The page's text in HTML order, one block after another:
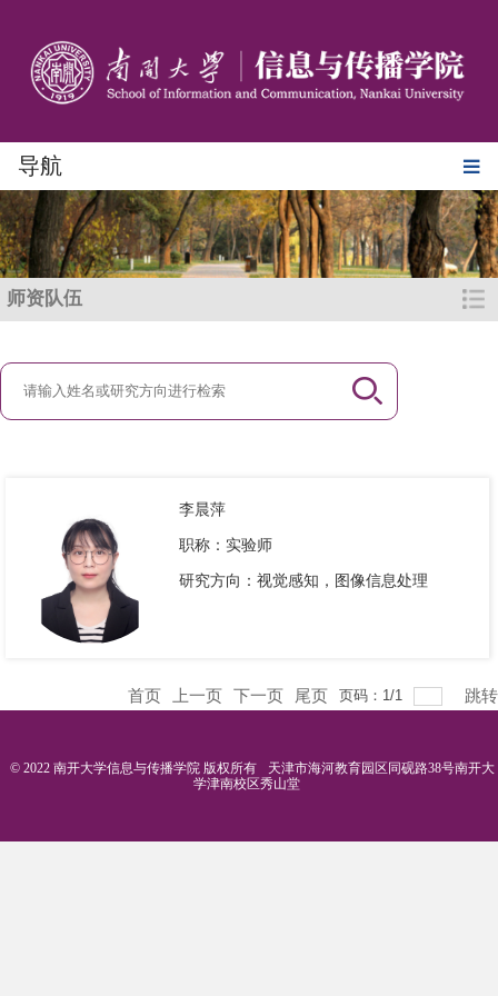
导航
师资队伍
李晨萍
职称：实验师
研究方向：视觉感知，图像信息处理
首页 上一页 下一页 尾页 页码： 1 /1 跳转
© 2022 南开大学信息与传播学院 版权所有
天津市海河教育园区同砚路38号南开大
学津南校区秀山堂